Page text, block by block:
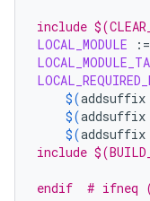
include
LOCAL_MODULE
:=
$(addsuffix
$(addsuffix
$(addsuffix
include
endif  # ifneq